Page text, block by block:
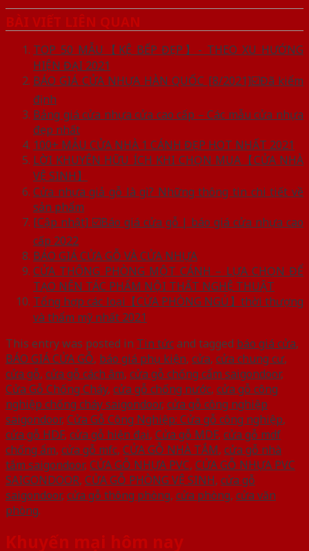
BÀI VIẾT LIÊN QUAN
TOP 50 MẪU【KỆ BẾP ĐẸP】- THEO XU HƯỚNG
HIỆN ĐẠI 2021
BÁO GIÁ CỬA NHỰA HÀN QUỐC [8/2021]☑️Đã kiểm
định
Bảng giá cửa nhựa cửa cao cấp – Các mẫu cửa nhựa
đẹp nhất
100+ MẪU CỬA NHÀ 1 CÁNH ĐẸP HOT NHẤT 2021
LỜI KHUYÊN HỮU ÍCH KHI CHỌN MUA【CỬA NHÀ
VỆ SINH】
Cửa nhựa giả gỗ là gì? Những thông tin chi tiết về
sản phẩm
[Cập nhật] ☑️Báo giá cửa gỗ | báo giá cửa nhựa cao
cấp 2022
BÁO GIÁ CỬA GỖ VÀ CỬA NHỰA
CỬA THÔNG PHÒNG MỘT CÁNH – LỰA CHỌN ĐỂ
TẠO NÊN TÁC PHẨM NỘI THẤT NGHỆ THUẬT
Tổng hợp các loại【CỬA PHÒNG NGỦ】thời thượng
và thẩm mỹ nhất 2021
This entry was posted in Tin tứcand tagged báo giá cửa,
BÁO GIÁ CỬA GỖ, báo giá phụ kiện, cửa, cửa chung cư,
cửa gỗ, cửa gỗ cách âm, cửa gỗ chống cẩm saigondoor,
Cửa Gỗ Chống Cháy, cửa gỗ chống nước, cửa gỗ công
nghiệp chống cháy saigondoor, cửa gỗ công nghiệp
saigondoor, Cửa Gỗ Công Nghiệp: Cửa gỗ công nghiệp,
cửa gỗ HDF, cửa gỗ hiện đại, Cửa gỗ MDF, cửa gỗ mdf
chống ẩm, cửa gỗ mfc, CỬA GỖ NHÀ TẮM, cửa gỗ nhà
tắm saigondoor, CỬA GỖ NHỰA PVC, CỬA GỖ NHỰA PVC
SAIGONDOOR, CỬA GỖ PHÒNG VỆ SINH, cửa gỗ
saigondoor, cửa gỗ thông phòng, cửa phòng, cửa văn
phòng.
Khuyến mại hôm nay